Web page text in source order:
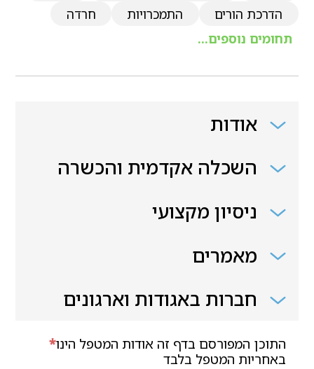
הדרכת הורים
התמכרויות
חרדה
תחומים נוספים...
אודות
השכלה אקדמית והכשרה
ניסיון מקצועי
מאמרים
חברות באגודות וארגונים
*התוכן המפורסם בדף זה אודות המטפל הינו
באחריות המטפל בלבד